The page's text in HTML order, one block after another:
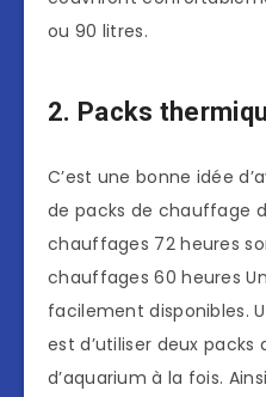
ou 90 litres.
2. Packs
C’est une bonne idée
de packs de chauffage
chauffages 72 heures
chauffages 60 heures
facilement disponibles.
est d’utiliser deux
d’aquarium à la fois.